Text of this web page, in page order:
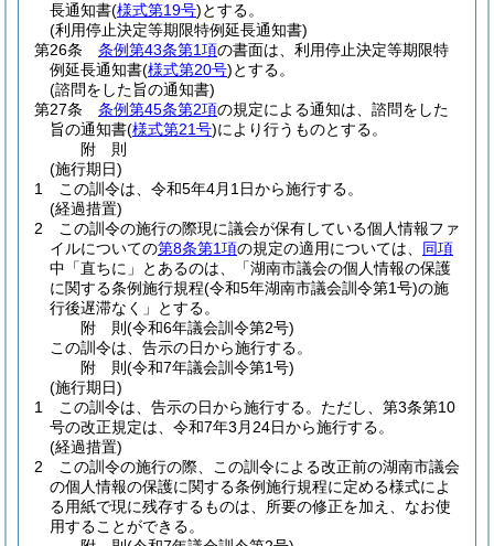
長通知書(様式第19号)とする。
(利用停止決定等期限特例延長通知書)
第26条
条例第43条第1項の書面は、利用停止決定等期限特
例延長通知書(様式第20号)とする。
(諮問をした旨の通知書)
第27条
条例第45条第2項の規定による通知は、諮問をした
旨の通知書(様式第21号)により行うものとする。
附 則
(施行期日)
1
この訓令は、令和5年4月1日から施行する。
(経過措置)
2
この訓令の施行の際現に議会が保有している個人情報ファ
イルについての第8条第1項の規定の適用については、 同項
中「直ちに」とあるのは、「湖南市議会の個人情報の保護
に関する条例施行規程(令和5年湖南市議会訓令第1号)の施
行後遅滞なく」とする。
附 則(令和6年議会訓令第2号)
この訓令は、告示の日から施行する。
附 則(令和7年議会訓令第1号)
(施行期日)
1
この訓令は、告示の日から施行する。 ただし、第3条第10
号の改正規定は、令和7年3月24日から施行する。
(経過措置)
2
この訓令の施行の際、この訓令による改正前の湖南市議会
の個人情報の保護に関する条例施行規程に定める様式によ
る用紙で現に残存するものは、所要の修正を加え、なお使
用することができる。